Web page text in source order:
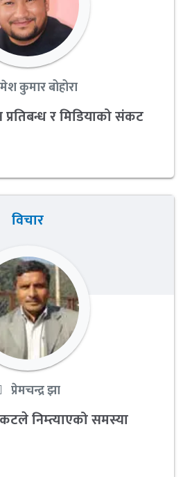
कुमार बोहोरा
प्रतिबन्ध र मिडियाको संकट
विचार
प्रेमचन्द्र झा
निम्त्याएको समस्या